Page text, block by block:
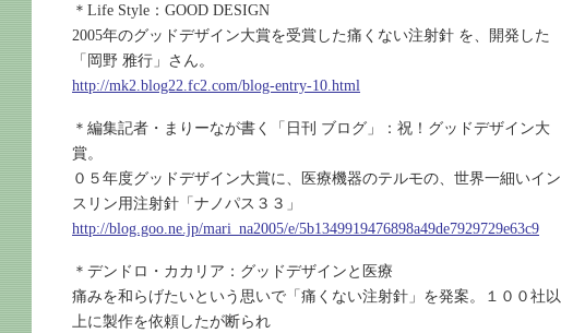
＊Life Style：GOOD DESIGN
2005年のグッドデザイン大賞を受賞した痛くない注射針 を、開発した
「岡野 雅行」さん。
http://mk2.blog22.fc2.com/blog-entry-10.html
＊編集記者・まりーなが書く「日刊 ブログ」：祝！グッドデザイン大
賞。
０５年度グッドデザイン大賞に、医療機器のテルモの、世界一細いイン
スリン用注射針「ナノパス３３」
http://blog.goo.ne.jp/mari_na2005/e/5b1349919476898a49de7929729e63c9
＊デンドロ・カカリア：グッドデザインと医療
痛みを和らげたいという思いで「痛くない注射針」を発案。１００社以
上に製作を依頼したが断られ